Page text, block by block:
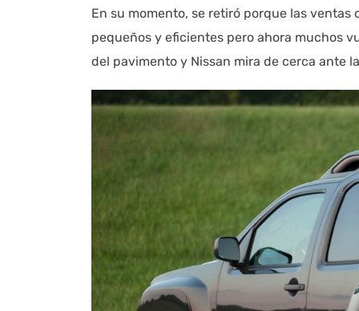
En su momento, se retiró porque las
pequeños y eficientes pero ahora muchos
del pavimento y Nissan mira de cerca ante